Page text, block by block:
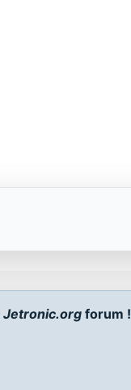
Jetronic.org forum !